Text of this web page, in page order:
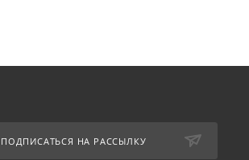
ПОДПИСАТЬСЯ НА РАССЫЛКУ